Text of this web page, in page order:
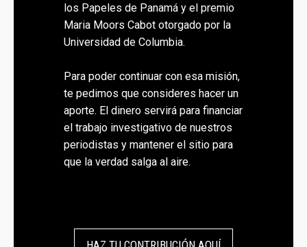
los Papeles de Panamá y el premio
Maria Moors Cabot otorgado por la
Universidad de Columbia.
Para poder continuar con esa misión,
te pedimos que consideres hacer un
aporte. El dinero servirá para financiar
el trabajo investigativo de nuestros
periodistas y mantener el sitio para
que la verdad salga al aire.